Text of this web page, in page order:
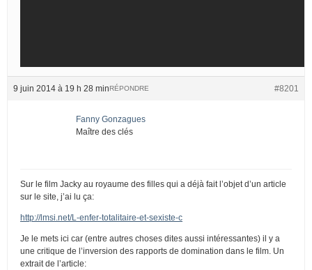
9 juin 2014 à 19 h 28 min #8201
RÉPONDRE
Fanny Gonzagues
Maître des clés
Sur le film Jacky au royaume des filles qui a déjà fait l’objet d’un article
sur le site, j’ai lu ça:
http://lmsi.net/L-enfer-totalitaire-et-sexiste-c
Je le mets ici car (entre autres choses dites aussi intéressantes) il y a
une critique de l’inversion des rapports de domination dans le film. Un
extrait de l’article: